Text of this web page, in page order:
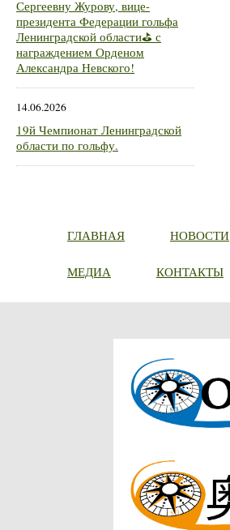
Сергеевну Журову, вице-
президента Федерации гольфа
Ленинградской области⛳ с
награждением Орденом
Александра Невского!
14.06.2026
19й Чемпионат Ленинградской
области по гольфу.
ГЛАВНАЯ НОВОСТИ
МЕДИА КОНТАКТЫ